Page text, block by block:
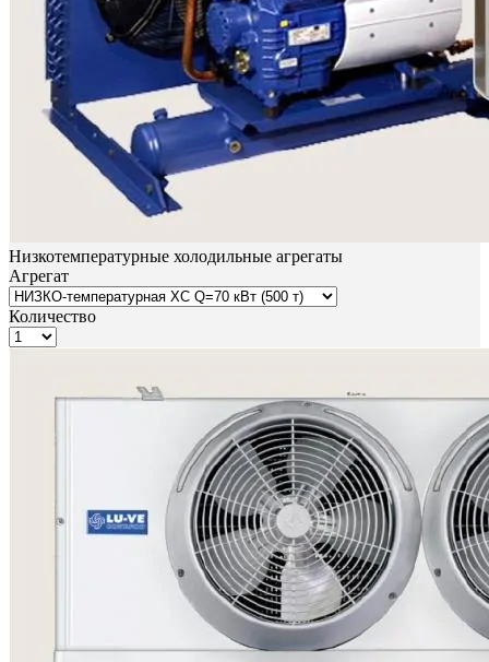
Низкотемпературные холодильные агрегаты
Агрегат
Количество